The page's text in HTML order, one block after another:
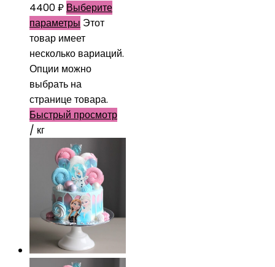
4400₽ Выберите
параметры Этот
товар имеет
несколько вариаций.
Опции можно
выбрать на
странице товара.
Быстрый просмотр
/ кг